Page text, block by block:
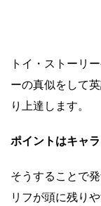
トイ・ストーリ
ーの真似をして
り上達します。
ポイントはキャ
そうすることで
リフが頭に残り